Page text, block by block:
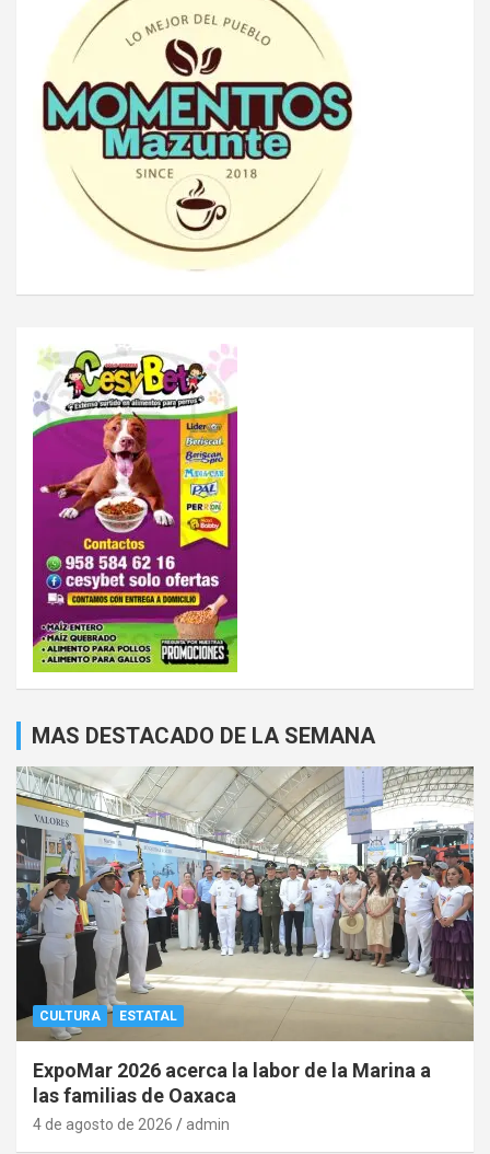
MAS DESTACADO DE LA SEMANA
CULTURA ESTATAL
ExpoMar 2026 acerca la labor de la Marina a
las familias de Oaxaca
4 de agosto de 2026 admin